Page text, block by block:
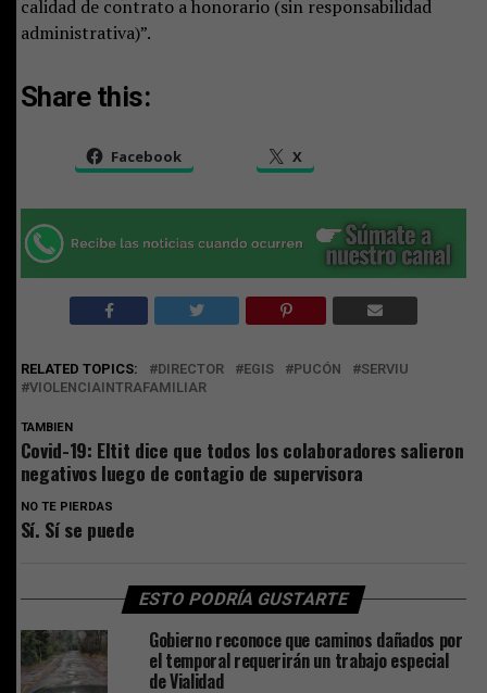
calidad de contrato a honorario (sin responsabilidad
administrativa)”.
Share this:
Facebook X
RELATED TOPICS: DIRECTOR EGIS PUCÓN
SERVIU
VIOLENCIAINTRAFAMILIAR
TAMBIEN
Covid-19: Eltit dice que todos los colaboradores salieron
negativos luego de contagio de supervisora
NO TE PIERDAS
Sí. Sí se puede
ESTO PODRÍA GUSTARTE
Gobierno reconoce que caminos dañados por
el temporal requerirán un trabajo especial
de Vialidad